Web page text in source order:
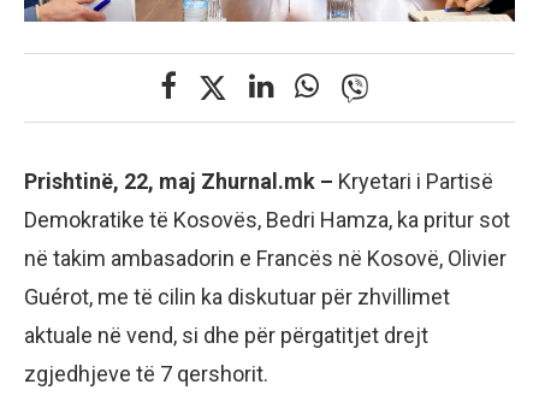
Prishtinë, 22, maj Zhurnal.mk – Kryetari i Partisë
Demokratike të Kosovës, Bedri Hamza, ka pritur sot
në takim ambasadorin e Francës në Kosovë, Olivier
Guérot, me të cilin ka diskutuar për zhvillimet
aktuale në vend, si dhe për përgatitjet drejt
zgjedhjeve të 7 qershorit.